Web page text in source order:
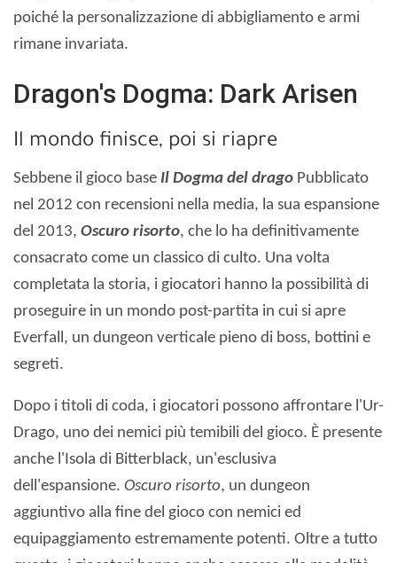
poiché la personalizzazione di abbigliamento e armi
rimane invariata.
Dragon's Dogma: Dark Arisen
Il mondo finisce, poi si riapre
Sebbene il gioco base Il Dogma del drago Pubblicato
nel 2012 con recensioni nella media, la sua espansione
del 2013, Oscuro risorto, che lo ha definitivamente
consacrato come un classico di culto. Una volta
completata la storia, i giocatori hanno la possibilità di
proseguire in un mondo post-partita in cui si apre
Everfall, un dungeon verticale pieno di boss, bottini e
segreti.
Dopo i titoli di coda, i giocatori possono affrontare l'Ur-
Drago, uno dei nemici più temibili del gioco. È presente
anche l'Isola di Bitterblack, un'esclusiva
dell'espansione. Oscuro risorto, un dungeon
aggiuntivo alla fine del gioco con nemici ed
equipaggiamento estremamente potenti. Oltre a tutto